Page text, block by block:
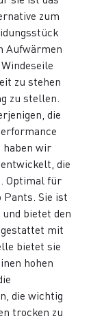
zum
Aufwärmen
zu stehen
zu stellen.
die
haben wir
die
Optimal für
Pants. Sie ist
bietet den
mit
bietet sie
hohen
die wichtig
trocken zu